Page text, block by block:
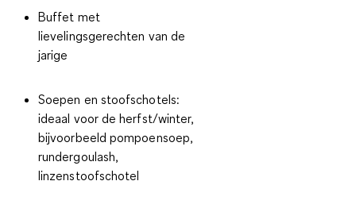
Buffet met
lievelingsgerechten van de
jarige
Soepen en stoofschotels:
ideaal voor de herfst/winter,
bijvoorbeeld pompoensoep,
rundergoulash,
linzenstoofschotel